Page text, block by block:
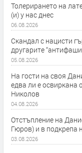
Толерирането на
(и) у нас днес
06.08.2026
Скандал с нацисти
другарите
05.08.2026
На гости на своя
едва ли е освиркана
Николов
04.08.2026
Отстъпление на
Гюров) и в подкрепа
03.08.2026